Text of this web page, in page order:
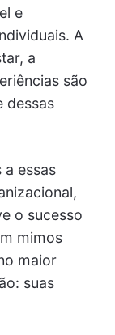
e
A
a
são
dessas
a essas
o sucesso
mimos
maior
suas